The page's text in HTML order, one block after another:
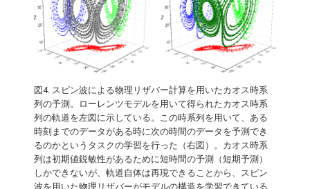
図4. スピン波による物理リザバー計算を用いたカオス時系
列の予測。ローレンツモデルを用いて得られたカオス時系
列の軌道を左図に示している。この時系列を用いて、ある
時刻までのデータがある時に次の時間のデータを予測でき
るのかというタスクの学習を行った（右図）。カオス時系
列は初期値鋭敏性があるために短時間の予測（短期予測）
しかできないが、軌道自体は再現できることから、スピン
波を用いた物理リザバーがモデルの構造を学習できている